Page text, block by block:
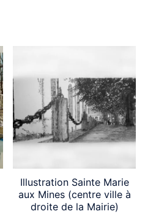
Illustration Sainte Marie
aux Mines (centre ville à
droite de la Mairie)